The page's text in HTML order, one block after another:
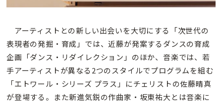
アーティストとの新しい出会いを大切にする「次世代の
表現者の発掘・育成」では、近藤が発案するダンスの育成
企画「ダンス・リダイレクション」のほか、音楽では、若
手アーティストが異なる2つのスタイルでプログラムを組む
「エトワール・シリーズ プラス」にチェリストの佐藤晴真
が登場する。また新進気鋭の作曲家・坂東祐大とは音楽に